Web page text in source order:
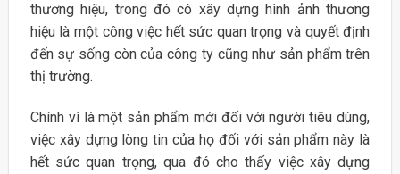
thương hiệu, trong đó có xây dựng hình ảnh thương
hiệu là một công việc hết sức quan trọng và quyết định
đến sự sống còn của công ty cũng như sản phẩm trên
thị trường.
Chính vì là một sản phẩm mới đối với người tiêu dùng,
việc xây dựng lòng tin của họ đối với sản phẩm này là
hết sức quan trọng, qua đó cho thấy việc xây dựng